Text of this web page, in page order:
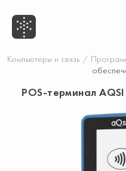
Компьютеры и связь /
POS-терминал